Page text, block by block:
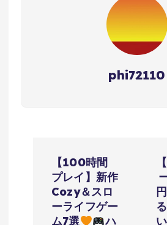
phi72110
【100時間
プレイ】新作
Cozy＆スロ
ーライフゲー
ム7選
ハ